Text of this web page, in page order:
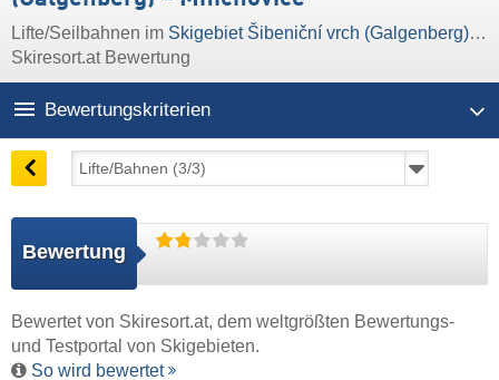
Lifte/Seilbahnen im Skigebiet Šibeniční vrch (Galgenberg) – Mnichovice
Skiresort.at Bewertung
Bewertungskriterien
Bewertung
Bewertet von Skiresort.at, dem weltgrößten Bewertungs-
und Testportal von Skigebieten.
So wird bewertet